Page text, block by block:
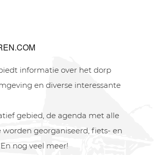
informatie over het dorp
en diverse interessante
gebied, de agenda met alle
georganiseerd, fiets- en
nog veel meer!